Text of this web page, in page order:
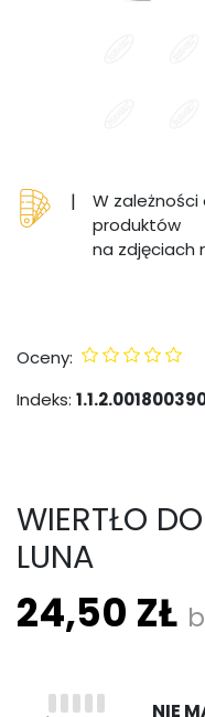
|
W
produktów
na zdjęciach
Oceny:
Indeks:
WIERTŁO
LUNA
24,50 ZŁ
NIE